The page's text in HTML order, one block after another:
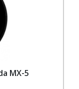
MX-5